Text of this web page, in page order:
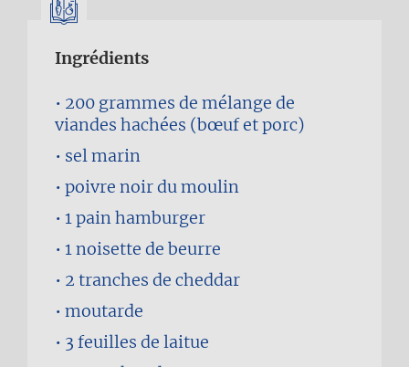
Ingrédients
200 grammes de mélange de
viandes hachées (bœuf et porc)
sel marin
poivre noir du moulin
1pain hamburger
1 noisette de beurre
2 tranches de cheddar
moutarde
3 feuilles de laitue